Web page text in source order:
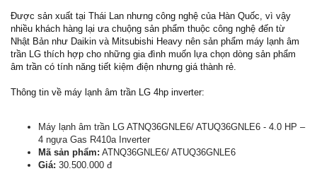
Được sản xuất tại Thái Lan nhưng công nghệ của Hàn Quốc, vì vậy
nhiều khách hàng lại ưa chuộng sản phẩm thuộc công nghệ đến từ
Nhật Bản như Daikin và Mitsubishi Heavy nên sản phẩm máy lạnh âm
trần LG thích hợp cho những gia đình muốn lựa chọn dòng sản phẩm
âm trần có tính năng tiết kiệm điện nhưng giá thành rẻ.
Thông tin về máy lạnh âm trần LG 4hp inverter:
Máy lạnh âm trần LG ATNQ36GNLE6/ ATUQ36GNLE6 - 4.0 HP –
4 ngựa Gas R410a Inverter
Mã sản phẩm: ATNQ36GNLE6/ ATUQ36GNLE6
Giá: 30.500.000 đ